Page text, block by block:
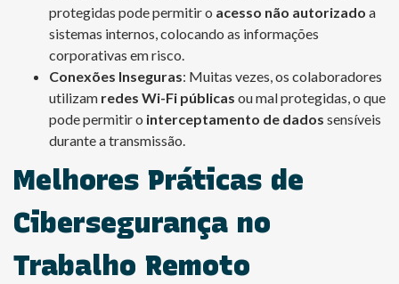
protegidas pode permitir o acesso não autorizado a
sistemas internos, colocando as informações
corporativas em risco.
Conexões Inseguras: Muitas vezes, os colaboradores
utilizam redes Wi-Fi públicas ou mal protegidas, o que
pode permitir o interceptamento de dados sensíveis
durante a transmissão.
Melhores Práticas de
Cibersegurança no
Trabalho Remoto